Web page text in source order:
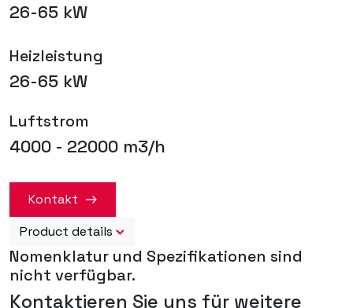
26-65 kW
Heizleistung
26-65 kW
Luftstrom
4000 - 22000 m3/h
Kontakt
Product details
Nomenklatur und Spezifikationen sind
nicht verfügbar.
Kontaktieren Sie uns für weitere